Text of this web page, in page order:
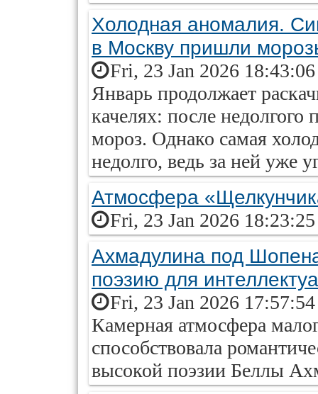
Холодная аномалия.
в Москву пришли
Fri, 23 Jan 2026
Январь продолжает
качелях: после недолгого
мороз. Однако самая
недолго, ведь за ней уже
Атмосфера
Fri, 23 Jan 2026
Ахмадулина под
поэзию для
Fri, 23 Jan 2026
Камерная атмосфера
способствовала
высокой поэзии Беллы